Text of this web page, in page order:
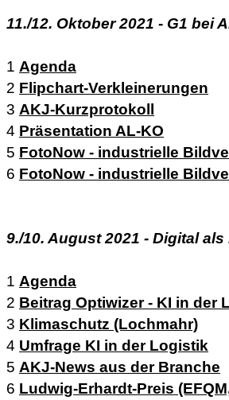
11./12. Oktober 2021 - G1 bei
1 Agenda
2 Flipchart-Verkleinerungen
3 AKJ-Kurzprotokoll
4 Präsentation AL-KO
5 FotoNow - industrielle
6 FotoNow - industrielle
9./10. August 2021 - Digital
1 Agenda
2 Beitrag Optiwizer - KI in der
3 Klimaschutz (Lochmahr)
4 Umfrage KI in der Logistik
5 AKJ-News aus der Branche
6 Ludwig-Erhardt-Preis